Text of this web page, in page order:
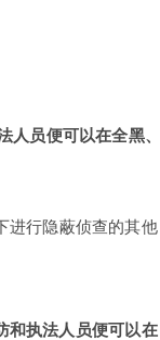
员便可以在全黑、
进行隐蔽侦查的其他
和执法人员便可以在